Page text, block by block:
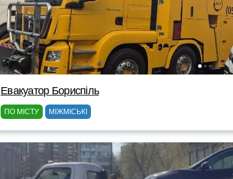
Евакуатор Бориспіль
ПО МІСТУ МІЖМІСЬКІ